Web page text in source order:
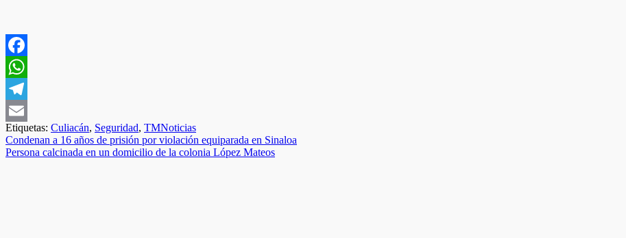
Facebook
WhatsApp
Telegram
Email
Etiquetas: Culiacán, Seguridad, TMNoticias
Navegación
de
Condenan a 16 años de prisión por violación equiparada en Sinaloa
Persona calcinada en un domicilio de la colonia López Mateos